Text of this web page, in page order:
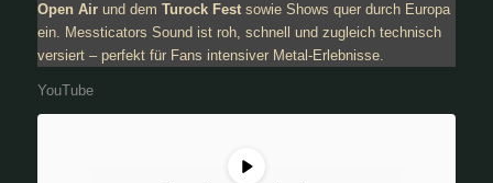
Open Airund dem Turock Festsowie Shows quer durch Europa
ein. Messticators Sound ist roh, schnell und zugleich technisch
versiert – perfekt für Fans intensiver Metal-Erlebnisse.
YouTube